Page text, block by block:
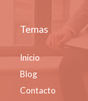
Temas
Inicio
Blog
Contacto